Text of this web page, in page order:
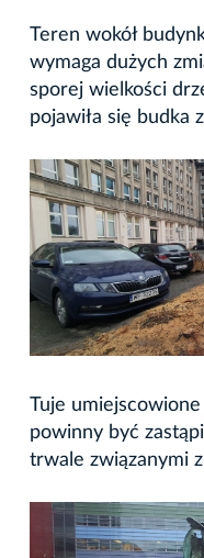
Teren wokół
wymaga dużych
sporej wielkości
pojawiła się budka
Tuje
powinny być
trwale związanymi